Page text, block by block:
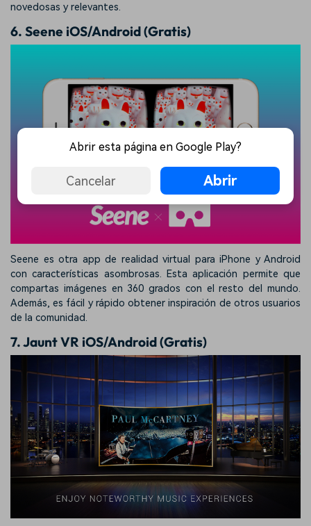
novedosas y relevantes.
6. Seene iOS/Android (Gratis)
Seene es otra app de realidad virtual para iPhone y Android
con características asombrosas. Esta aplicación permite que
compartas imágenes en 360 grados con el resto del mundo.
Además, es fácil y rápido obtener inspiración de otros usuarios
de la comunidad.
7. Jaunt VR iOS/Android (Gratis)
Abrir esta página en Google Play?
Cancelar Abrir